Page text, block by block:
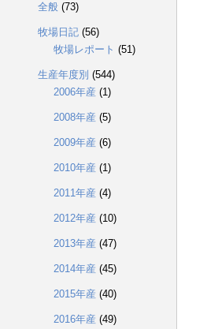
全般 (73)
牧場日記 (56)
牧場レポート (51)
生産年度別 (544)
2006年産 (1)
2008年産 (5)
2009年産 (6)
2010年産 (1)
2011年産 (4)
2012年産 (10)
2013年産 (47)
2014年産 (45)
2015年産 (40)
2016年産 (49)